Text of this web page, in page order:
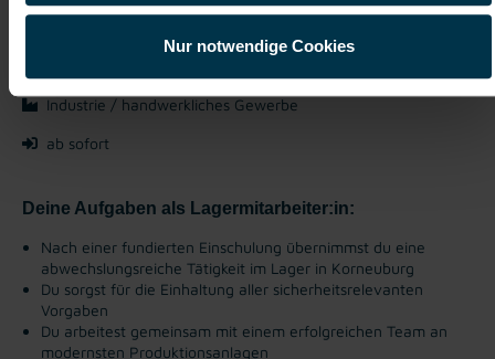
Nur notwendige Cookies
Industrie / handwerkliches Gewerbe
ab sofort
Deine Aufgaben als Lagermitarbeiter:in:
Nach einer fundierten Einschulung übernimmst du eine
abwechslungsreiche Tätigkeit im Lager in Korneuburg
Du sorgst für die Einhaltung aller sicherheitsrelevanten
Vorgaben
Du arbeitest gemeinsam mit einem erfolgreichen Team an
modernsten Produktionsanlagen